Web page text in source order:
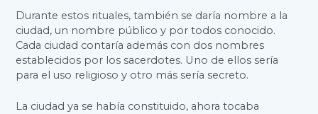
Durante estos rituales, también se daría nombre a la
ciudad, un nombre público y por todos conocido.
Cada ciudad contaría además con dos nombres
establecidos por los sacerdotes. Uno de ellos sería
para el uso religioso y otro más sería secreto.
La ciudad ya se había constituido, ahora tocaba